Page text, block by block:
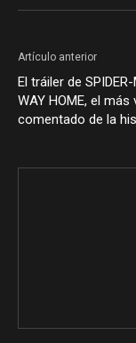
Artículo anterior
El tráiler de
WAY HOME, el más
comentado de la